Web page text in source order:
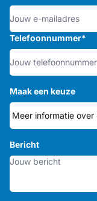
Telefoonnummer*
Maak een keuze
Bericht